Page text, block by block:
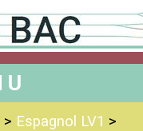
> Espagnol LV1 >